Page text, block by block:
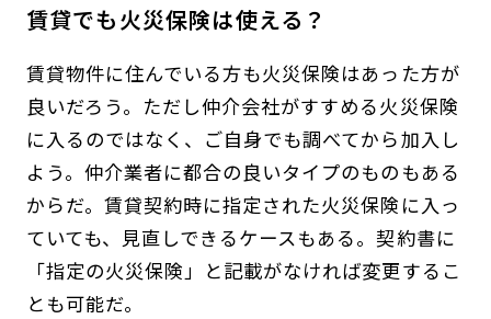
賃貸でも火災保険は使える？
賃貸物件に住んでいる方も火災保険はあった方が
良いだろう。ただし仲介会社がすすめる火災保険
に入るのではなく、ご自身でも調べてから加入し
よう。仲介業者に都合の良いタイプのものもある
からだ。賃貸契約時に指定された火災保険に入っ
ていても、見直しできるケースもある。契約書に
「指定の火災保険」と記載がなければ変更するこ
とも可能だ。